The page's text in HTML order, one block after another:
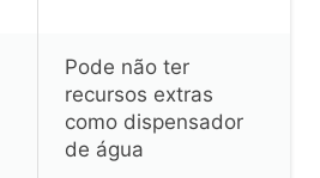
Pode não ter
recursos extras
como dispensador
de água